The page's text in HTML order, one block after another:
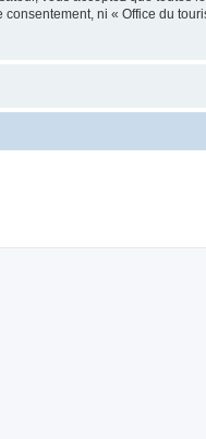
consentement, ni « Office du